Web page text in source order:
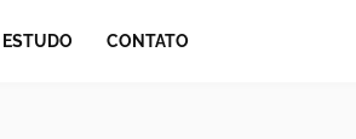
ESTUDO CONTATO